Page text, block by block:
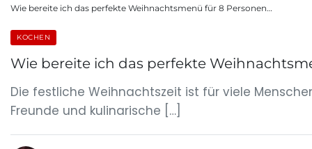
Wie bereite ich das perfekte Weihnachtsmenü für 8 Personen…
KOCHEN
Wie bereite ich das perfekte
Die festliche Weihnachtszeit ist für viele
Freunde und kulinarische […]